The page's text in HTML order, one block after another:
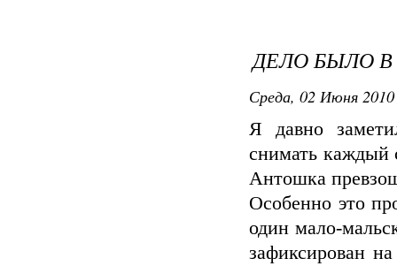
ДЕЛО БЫЛО
Среда, 02 Июня
Я давно
снимать каждый
Антошка
Особенно это
один мало-
зафиксирован